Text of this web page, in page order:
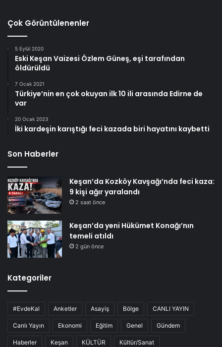
Çok Görüntülenenler
5 Eylül 2020
Eski Keşan Vaizesi Özlem Güneş, eşi tarafından
öldürüldü
7 Ocak 2021
Türkiye’nin en çok okuyan ilk 10 ili arasında Edirne de
var
20 Ocak 2023
İki kardeşin karıştığı feci kazada biri hayatını kaybetti
Son Haberler
Keşan’da Kozköy Kavşağı’nda feci kaza:
9 kişi ağır yaralandı
2 saat önce
Keşan’da yeni Hükümet Konağı’nın
temeli atıldı
2 gün önce
Kategoriler
#EvdeKal Anketler Asayiş Bölge CANLI YAYIN
Canlı Yayın Ekonomi Eğitim Genel Gündem
Haberler Keşan KÜLTÜR Kültür/Sanat